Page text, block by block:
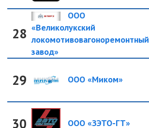
28
ООО
«Великолукский
локомотивовагоноремонтный
завод»
29 ООО «Миком»
30 ООО «ЗЭТО-ГТ»